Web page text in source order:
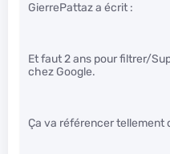
GierrePattaz a écrit :
Et faut 2 ans pour filtrer/
chez Google.
Ça va référencer tellement